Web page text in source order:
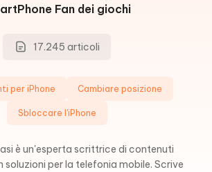
Fan dei giochi
17.245 articoli
per iPhone Cambiare posizione
Sbloccare l'iPhone
è un'esperta scrittrice di contenuti
soluzioni per la telefonia mobile. Scrive